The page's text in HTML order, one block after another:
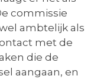
commissie
ambtelijk als
met de
die de
aangaan, en